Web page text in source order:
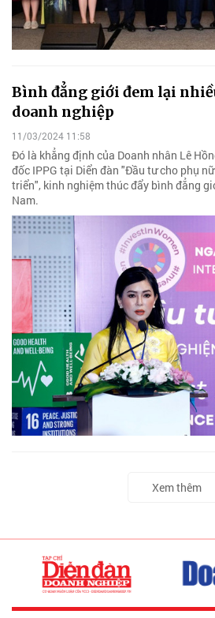
Bình đẳng giới đem lại
doanh nghiệp
11/03/2024 11:58
Đó là khẳng định của Doanh nhân Lê
đốc IPPG tại Diển đàn "Đầu tư cho phụ
triển", kinh nghiệm thúc đẩy bình đẳng
Nam.
Xem thêm